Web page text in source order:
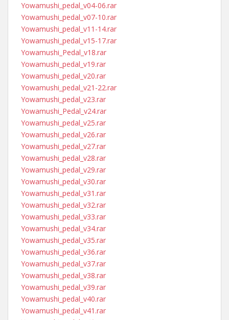
Yowamushi_pedal_v04-06.rar
Yowamushi_pedal_v07-10.rar
Yowamushi_pedal_v11-14.rar
Yowamushi_pedal_v15-17.rar
Yowamushi_Pedal_v18.rar
Yowamushi_pedal_v19.rar
Yowamushi_pedal_v20.rar
Yowamushi_pedal_v21-22.rar
Yowamushi_pedal_v23.rar
Yowamushi_Pedal_v24.rar
Yowamushi_pedal_v25.rar
Yowamushi_pedal_v26.rar
Yowamushi_pedal_v27.rar
Yowamushi_pedal_v28.rar
Yowamushi_pedal_v29.rar
Yowamushi_pedal_v30.rar
Yowamushi_pedal_v31.rar
Yowamushi_pedal_v32.rar
Yowamushi_pedal_v33.rar
Yowamushi_pedal_v34.rar
Yowamushi_pedal_v35.rar
Yowamushi_pedal_v36.rar
Yowamushi_pedal_v37.rar
Yowamushi_pedal_v38.rar
Yowamushi_pedal_v39.rar
Yowamushi_pedal_v40.rar
Yowamushi_pedal_v41.rar